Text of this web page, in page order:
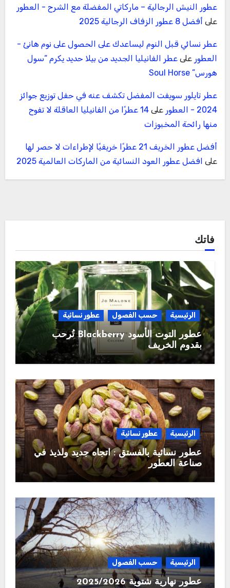
عطور النيش الرجالية – ماركاتي المفضلة مع الشرح - العطور
على أفضل 8 عطور الزفاف الرجالية 2025
عطر نسائي قبل النوم ليساعدك على الحصول على نوم هانئ -
العطور على عطر الفانيليا الجديد من بيلا حديد يكرم “سول
هورس” Soul Horse
عطر تايلور سويفت المفضل تكشف عنه في حفل توزيع جوائز
2024 - العطور
على
14 عطرًا من الفانيليا العاقلة لا تفوح
منها رائحة المخبوزات
أفضل عطور الخريف 21 عطرًا خريفيًا لإطراءات لا حصر لها
على افضل عطور العود النسائية من الماركات العالمية 2025
فاتك
الرئيسية حسب الفصول عطور نسائية
عطور التوت الأسود Blackberry تُرحب
بقدوم الخريف
الرئيسية عطور نسائية
عطور نسائية بالفستق : اتجاه جديد ولذيذ في
صناعة العطور
الرئيسية حسب الفصول
عطور نهارية شتوية 2025/2026